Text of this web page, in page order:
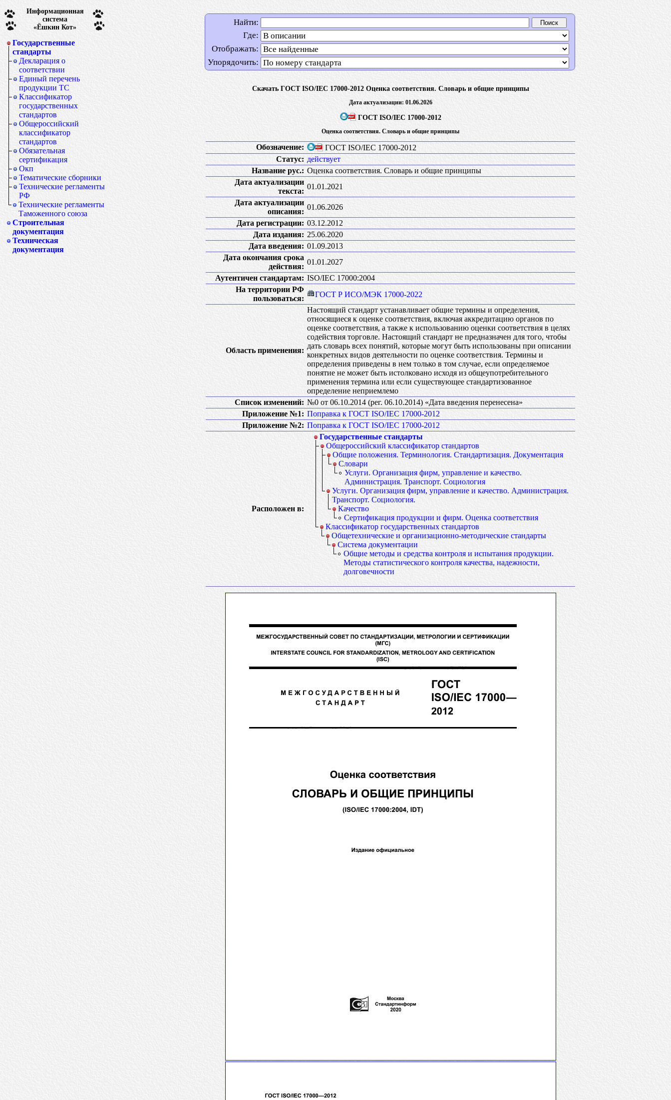
Информационная
система
«Ёшкин Кот»
Государственные
стандарты
Декларация о
соответствии
Единый перечень
продукции ТС
Классификатор
государственных
стандартов
Общероссийский
классификатор
стандартов
Обязательная
сертификация
Окп
Тематические сборники
Технические регламенты
РФ
Технические регламенты
Таможенного союза
Строительная
документация
Техническая
документация
Найти:
Где:
Отображать:
Упорядочить:
Скачать ГОСТ ISO/IEC 17000-2012 Оценка соответствия. Словарь и общие принципы
Дата актуализации: 01.06.2026
ГОСТ ISO/IEC 17000-2012
Оценка соответствия. Словарь и общие принципы
Обозначение:
ГОСТ ISO/IEC 17000-2012
Статус: действует
Название рус.: Оценка соответствия. Словарь и общие принципы
Дата актуализации
текста:
01.01.2021
Дата актуализации
описания:
01.06.2026
Дата регистрации: 03.12.2012
Дата издания: 25.06.2020
Дата введения: 01.09.2013
Дата окончания срока
действия:
01.01.2027
Аутентичен стандартам: ISO/IEC 17000:2004
На территории РФ
пользоваться:
ГОСТ Р ИСО/МЭК 17000-2022
Область применения:
Настоящий стандарт устанавливает общие термины и определения,
относящиеся к оценке соответствия, включая аккредитацию органов по
оценке соответствия, а также к использованию оценки соответствия в целях
содействия торговле. Настоящий стандарт не предназначен для того, чтобы
дать словарь всех понятий, которые могут быть использованы при описании
конкретных видов деятельности по оценке соответствия. Термины и
определения приведены в нем только в том случае, если определяемое
понятие не может быть истолковано исходя из общеупотребительного
применения термина или если существующее стандартизованное
определение неприемлемо
Список изменений: №0 от 06.10.2014 (рег. 06.10.2014) «Дата введения перенесена»
Приложение №1: Поправка к ГОСТ ISO/IEC 17000-2012
Приложение №2: Поправка к ГОСТ ISO/IEC 17000-2012
Расположен в:
Государственные стандарты
Общероссийский классификатор стандартов
Общие положения. Терминология. Стандартизация. Документация
Словари
Услуги. Организация фирм, управление и качество.
Администрация. Транспорт. Социология
Услуги. Организация фирм, управление и качество. Администрация.
Транспорт. Социология.
Качество
Сертификация продукции и фирм. Оценка соответствия
Классификатор государственных стандартов
Общетехнические и организационно-методические стандарты
Система документации
Общие методы и средства контроля и испытания продукции.
Методы статистического контроля качества, надежности,
долговечности